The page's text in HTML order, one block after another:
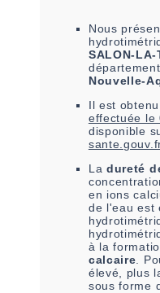
Nous
SALON-LA-
Nouvelle-
Il est obtenu
effectuée le
disponible
La dureté
en ions
de l'eau est
à la
calcaire .
élevé, plus
sous forme